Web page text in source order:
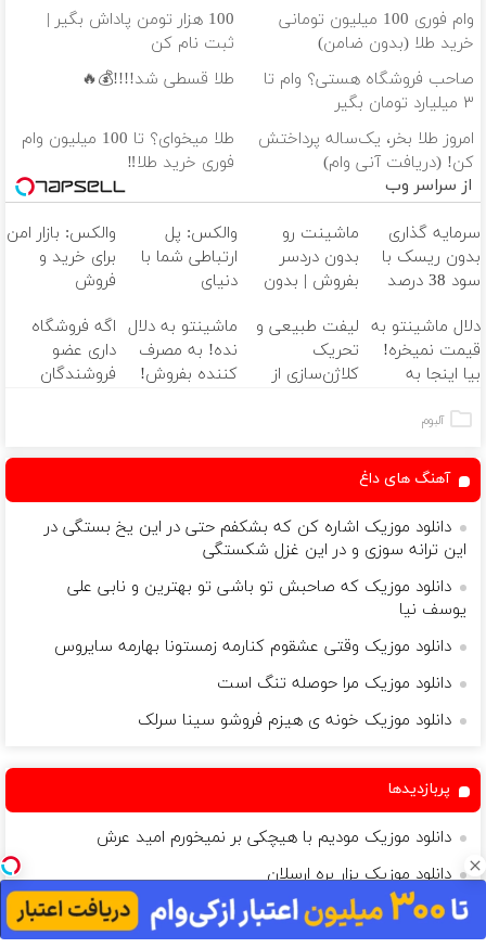
وام فوری 100 میلیون تومانی
خرید طلا (بدون ضامن)
100 هزار تومن پاداش بگیر |
ثبت نام کن
صاحب فروشگاه هستی؟ وام تا
۳ میلیارد تومان بگیر
طلا قسطی شد!!!!💰🔥
امروز طلا بخر، یک‌ساله پرداختش
کن! (دریافت آنی وام)
طلا میخوای؟ تا 100 میلیون وام
فوری خرید طلا‼️
از سراسر وب
سرمایه گذاری
بدون ریسک با
سود 38 درصد
ماشینت رو
بدون دردسر
بفروش | بدون
والکس: پل
ارتباطی شما با
دنیای
دیجیتال
والکس: بازار امن
برای خرید و
فروش
دیجیتال
دلال ماشینتو به
قیمت نمیخره!
بیا اینجا به
بفروش*فقط
لیفت طبیعی و
تحریک
کلاژن‌سازی از
ماشینتو به دلال
نده! به مصرف
کننده بفروش!
اگه فروشگاه
داری عضو
فروشندگان
آلبوم
آهنگ های داغ
دانلود موزیک اشاره کن که بشکفم حتی در این یخ بستگی در
این ترانه سوزی و در این غزل شکستگی
دانلود موزیک که صاحبش تو باشی تو بهترین و نابی علی
یوسف نیا
دانلود موزیک وقتی عشقوم کنارمه زمستونا بهارمه سایروس
دانلود موزیک مرا حوصله تنگ است
دانلود موزیک خونه ی هیزم فروشو سینا سرلک
پربازدیدها
دانلود موزیک مودیم با هیچکی بر نمیخورم امید عرش
دانلود موزیک بزار بره ارسلان
دانلود موزیک تو رگ و جونمی همه کس و کارمنی علی شیرازی